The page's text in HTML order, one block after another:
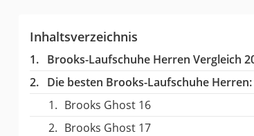
Inhaltsverzeichnis
Brooks-Laufschuhe Herren Vergleich
Die besten Brooks-Laufschuhe Herren:
Brooks Ghost 16
Brooks Ghost 17